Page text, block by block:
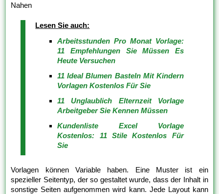
Nahen
Lesen Sie auch:
Arbeitsstunden Pro Monat Vorlage:
11 Empfehlungen Sie Müssen Es
Heute Versuchen
11 Ideal Blumen Basteln Mit Kindern
Vorlagen Kostenlos Für Sie
11 Unglaublich Elternzeit Vorlage
Arbeitgeber Sie Kennen Müssen
Kundenliste Excel Vorlage
Kostenlos: 11 Stile Kostenlos Für
Sie
Vorlagen können Variable haben. Eine Muster ist ein
spezieller Seitentyp, der so gestaltet wurde, dass der Inhalt in
sonstige Seiten aufgenommen wird kann. Jede Layout kann